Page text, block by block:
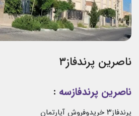
ناصرین پرندفاز۳
ناصرین پرندفازسه :
پرندفاز۳ خریدوفروش آپارتمان